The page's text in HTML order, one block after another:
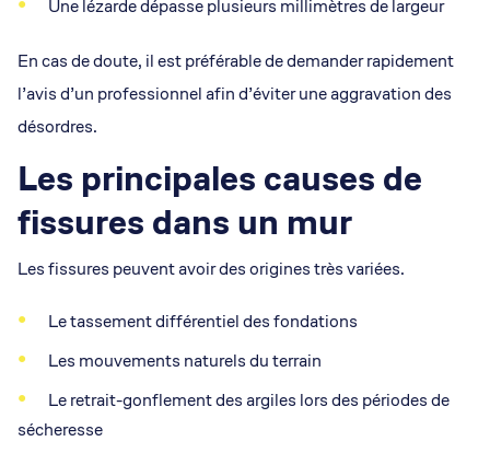
Une lézarde dépasse plusieurs millimètres de largeur
En cas de doute, il est préférable de demander rapidement
l’avis d’un professionnel afin d’éviter une aggravation des
désordres.
Les principales causes de
fissures dans un mur
Les fissures peuvent avoir des origines très variées.
Le tassement différentiel des fondations
Les mouvements naturels du terrain
Le retrait-gonflement des argiles lors des périodes de
sécheresse